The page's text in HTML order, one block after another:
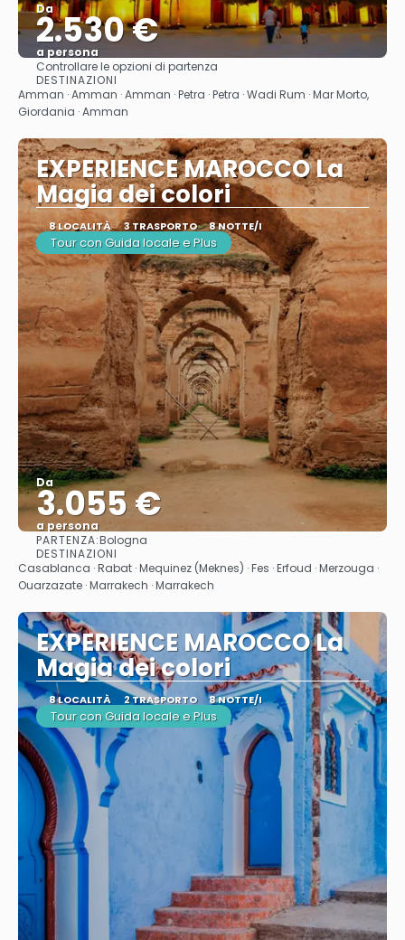
Da
2.530 €
a persona
Vedere
Controllare le opzioni di partenza
DESTINAZIONI
Amman · Amman · Amman · Petra · Petra · Wadi Rum · Mar Morto,
Giordania · Amman
EXPERIENCE MAROCCO La
Magia dei colori
8 LOCALITÀ 3 TRASPORTO 8 NOTTE/I
Tour con Guida locale e Plus
Da
3.055 €
a persona
PARTENZA:Bologna
DESTINAZIONI
Casablanca · Rabat · Mequinez (Meknes) · Fes · Erfoud · Merzouga ·
Ouarzazate · Marrakech · Marrakech
EXPERIENCE MAROCCO La
Magia dei colori
8 LOCALITÀ 2 TRASPORTO 8 NOTTE/I
Tour con Guida locale e Plus